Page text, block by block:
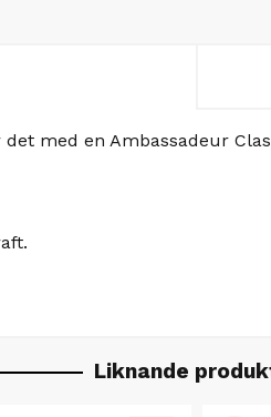
med en Ambassadeur
Liknande